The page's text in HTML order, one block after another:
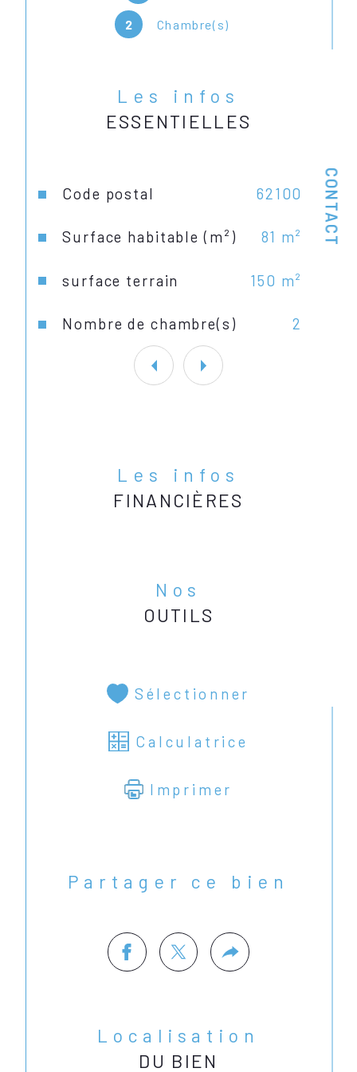
CONTACT
2 Chambre(s)
Les infos
ESSENTIELLES
Caractéristiques Valeurs
Code postal 62100
Surface habitable (m²) 81 m²
surface terrain 150 m²
Nombre de chambre(s) 2
Les infos
FINANCIÈRES
Nos
OUTILS
Sélectionner
Calculatrice
Imprimer
Partager ce bien
Localisation
DU BIEN